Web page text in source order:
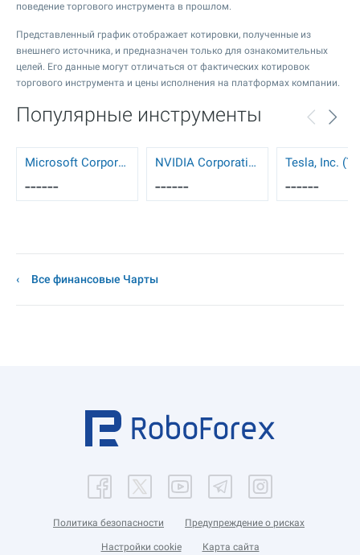
поведение торгового инструмента в прошлом.
Представленный график отображает котировки, полученные из
внешнего источника, и предназначен только для ознакомительных
целей. Его данные могут отличаться от фактических котировок
торгового инструмента и цены исполнения на платформах компании.
Популярные инструменты
Microsoft Corporation (MSFT)
------
NVIDIA Corporation (NVDA)
------
Tesla, Inc.
------
Все финансовые Чарты
Политика безопасности Предупреждение о рисках
Настройки cookie Карта сайта